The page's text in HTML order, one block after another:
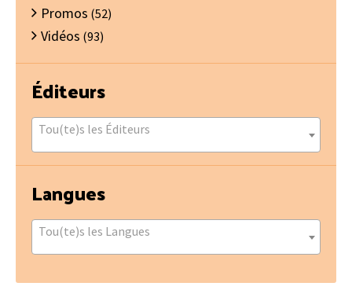
Promos (52)
Vidéos (93)
Éditeurs
Tou(te)s les Éditeurs
Langues
Tou(te)s les Langues